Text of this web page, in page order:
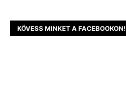
KÖVESS MINKET A FACEBOOKON!